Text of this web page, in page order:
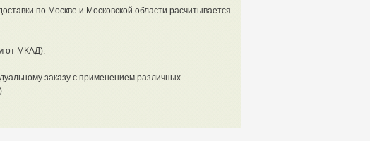
по Москве и Московской области расчитывается
от МКАД).
заказу с применением различных